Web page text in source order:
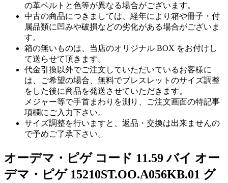
の革ベルトと色等が異なる場合がございます。
中古の商品につきましては、経年により箱や冊子・付
属品類に凹みや破損などの劣化がある場合がございま
す。
箱の無いものは、当店のオリジナル BOX をお付けし
て送らせて頂きます。
代金引換以外でご注文していただいているお客様に
は、ご希望の場合、無料でブレスレットのサイズ調整
をした後に商品を発送させていただきます。
メジャー等で手首まわりを測り、ご注文画面の特記事
項欄にご入力下さい。
サイズ調整を行いますと、返品・交換は出来ませんの
で予めご了承下さい。
オーデマ・ピゲ コード 11.59 バイ オー
デマ・ピゲ 15210ST.OO.A056KB.01 グ